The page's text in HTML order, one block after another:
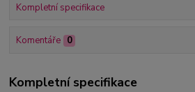
Kompletní specifikace
Komentáře 0
Kompletní specifikace